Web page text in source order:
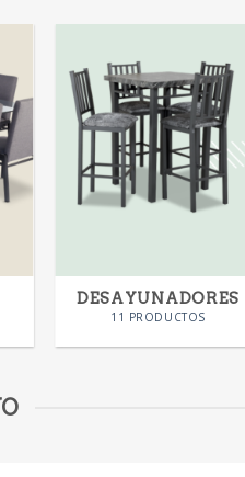
DESAYUNADORES
11 PRODUCTOS